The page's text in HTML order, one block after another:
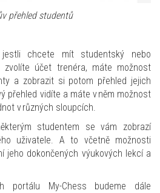
přehled studentů
chcete mít studentský nebo
účet trenéra, máte možnost
a zobrazit si potom přehled jejich
přehled vidíte a máte v něm možnost
v různých sloupcích.
studentem se vám zobrazí
uživatele. A to včetně možnosti
jeho dokončených výukových lekcí a
portálu My-Chess budeme dále